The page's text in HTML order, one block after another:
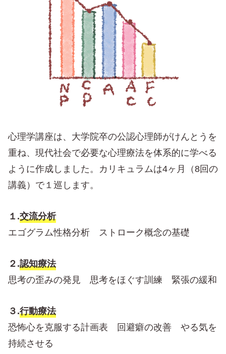
心理学講座は、大学院卒の公認心理師がけんとうを
重ね、現代社会で必要な心理療法を体系的に学べる
ように作成しました。カリキュラムは4ヶ月（8回の
講義）で１巡します。
１.交流分析
エゴグラム性格分析 ストローク概念の基礎
２.認知療法
思考の歪みの発見 思考をほぐす訓練 緊張の緩和
３.行動療法
恐怖心を克服する計画表 回避癖の改善 やる気を
持続させる